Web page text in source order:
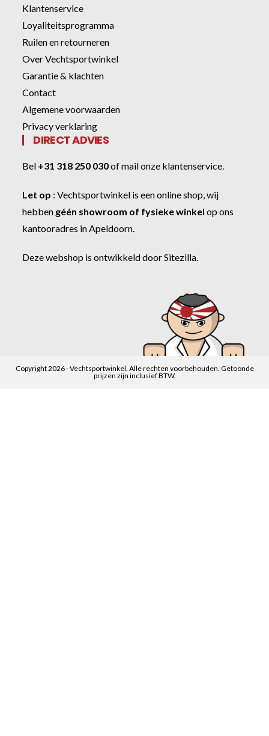
Klantenservice
Loyaliteitsprogramma
Ruilen en retourneren
Over Vechtsportwinkel
Garantie & klachten
Contact
Algemene voorwaarden
Privacy verklaring
DIRECT ADVIES
Bel +31 318 250 030ofmail onze klantenservice.
Let op :Vechtsportwinkel is een online shop, wij
hebben géén showroom of fysieke winkel op ons
kantooradres in Apeldoorn.
Deze webshop is ontwikkeld doorSitezilla.
Copyright 2026 - Vechtsportwinkel. Alle rechten voorbehouden. Getoonde
prijzen zijn inclusief BTW.